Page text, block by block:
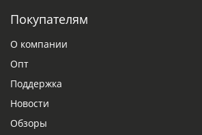
Покупателям
О компании
Опт
Поддержка
Новости
Обзоры